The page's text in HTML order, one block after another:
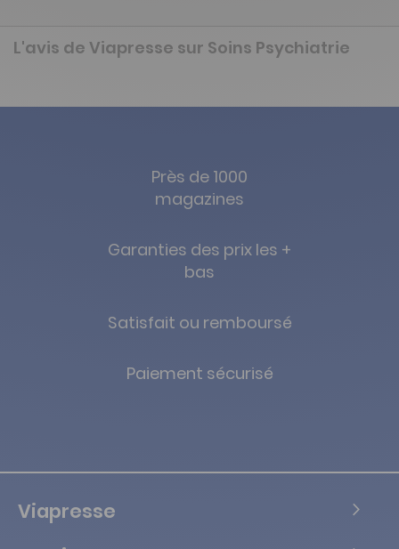
L'avis de Viapresse sur Soins Psychiatrie
Près de 1000
magazines
Garanties des prix les +
bas
Satisfait ou remboursé
Paiement sécurisé
Viapresse